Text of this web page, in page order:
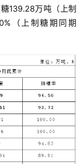
139.28万吨（上制
（上制糖期同期